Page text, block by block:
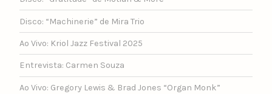
Disco: “Machinerie” de Mira Trio
Ao Vivo: Kriol Jazz Festival 2025
Entrevista: Carmen Souza
Ao Vivo: Gregory Lewis & Brad Jones “Organ Monk”